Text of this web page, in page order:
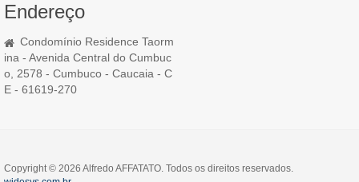
Endereço
Condomínio Residence Taorm
ina - Avenida Central do Cumbuc
o, 2578 - Cumbuco - Caucaia - C
E - 61619-270
Copyright © 2026 Alfredo AFFATATO. Todos os direitos reservados.